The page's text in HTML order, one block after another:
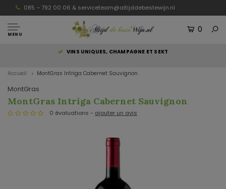
085 – 792 00 06 & serviceteam@altijddebestewijn.nl
MENU
0
VINS UNIQUES, CHAMPAGNE ET SEKT
Accueil MontGras Intriga Cabernet Sauvignon
MontGras
MontGras Intriga Cabernet Sauvignon
0 évaluations - ajouter un avis